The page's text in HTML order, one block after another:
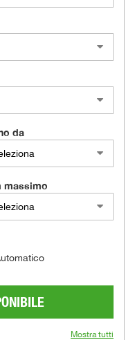
da
massimo
Mostra tutti